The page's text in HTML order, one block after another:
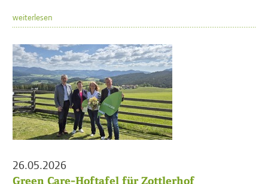
weiterlesen
26.05.2026
Green Care-Hoftafel für Zottlerhof